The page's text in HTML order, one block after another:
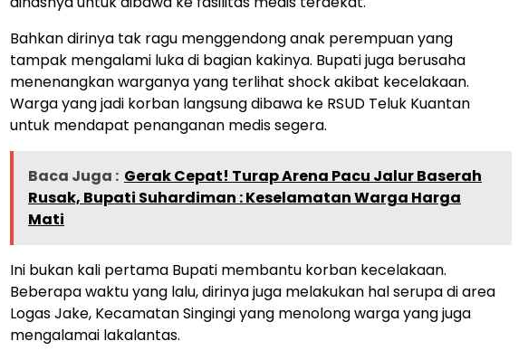
Bahkan dirinya tak ragu menggendong anak perempuan yang
tampak mengalami luka di bagian kakinya. Bupati juga berusaha
menenangkan warganya yang terlihat shock akibat kecelakaan.
Warga yang jadi korban langsung dibawa ke RSUD Teluk Kuantan
untuk mendapat penanganan medis segera.
Baca Juga : Gerak Cepat! Turap Arena Pacu Jalur Baserah
Rusak, Bupati Suhardiman : Keselamatan Warga Harga
Mati
Ini bukan kali pertama Bupati membantu korban kecelakaan.
Beberapa waktu yang lalu, dirinya juga melakukan hal serupa di area
Logas Jake, Kecamatan Singingi yang menolong warga yang juga
mengalamai lakalantas.